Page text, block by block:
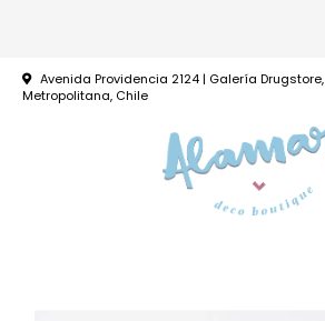
Avenida Providencia 2124 | Galería
Metropolitana, Chile